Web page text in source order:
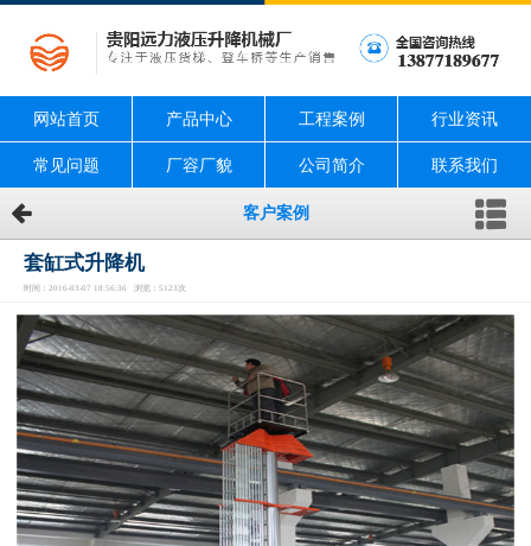
网站首页 产品中心 工程案例 行业资讯
常见问题 厂容厂貌 公司简介 联系我们
客户案例
套缸式升降机
时间：2016-03-07 18:56:36 浏览：5123次